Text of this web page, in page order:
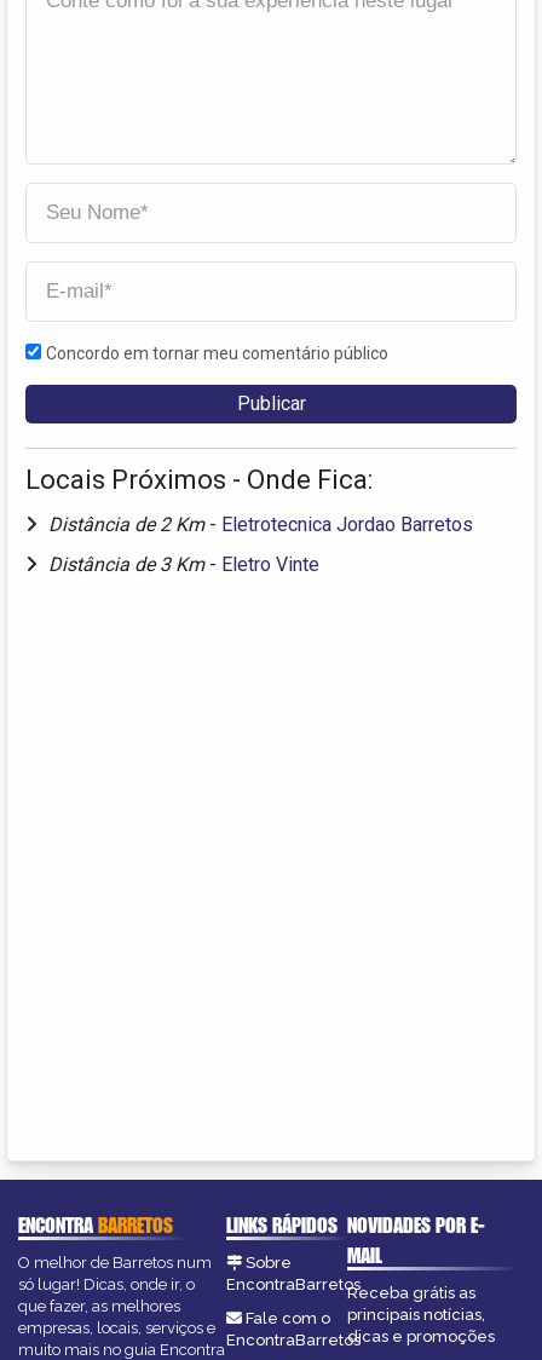
Concordo em tornar meu comentário público
Locais Próximos - Onde Fica:
Distância de 2 Km - Eletrotecnica Jordao Barretos
Distância de 3 Km - Eletro Vinte
ENCONTRABARRETOS
O melhor de Barretos num
só lugar! Dicas, onde ir, o
que fazer, as melhores
empresas, locais, serviços e
muito mais no guia Encontra
LINKS RÁPIDOS
Sobre
EncontraBarretos
Fale com o
EncontraBarretos
NOVIDADES POR E-
MAIL
Receba grátis as
principais notícias,
dicas e promoções